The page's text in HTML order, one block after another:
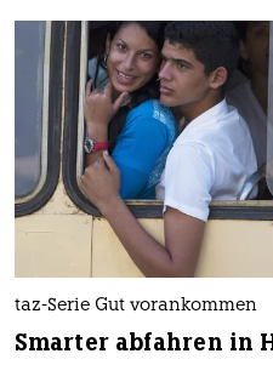
taz-Serie Gut vorankommen
Smarter abfahren in